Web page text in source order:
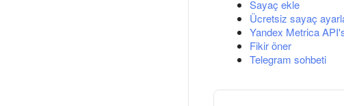
Sayaç ekle
Ücretsiz sayaç
Yandex Metrica
Fikir öner
Telegram sohbeti